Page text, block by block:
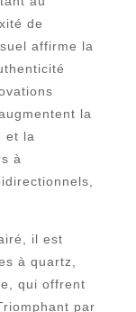
de
affirme la
la
et la
à
il est
à quartz,
qui offrent
par